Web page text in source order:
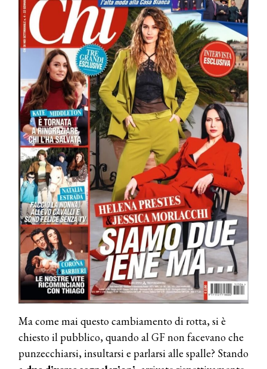
Ma come mai questo cambiamento di rotta, si è
chiesto il pubblico, quando al GF non facevano che
punzecchiarsi, insultarsi e parlarsi alle spalle? Stando